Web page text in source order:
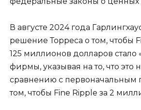
В августе 2024 года
решение Торреса о том, чтобы
125 миллионов долларов стало
фирмы, указывая на то, что это
сравнению с первоначальным
том, чтобы Fine Ripple за 2